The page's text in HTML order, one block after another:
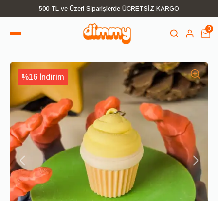
500 TL ve Üzeri Siparişlerde ÜCRETSİZ KARGO
0
%16 İndirim